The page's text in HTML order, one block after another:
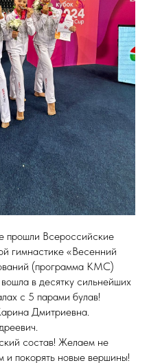
прошли Всероссийские
гимнастике «Весенний
(программа КМС)
в десятку сильнейших
с 5 парами булав!
Дмитриевна.
состав! Желаем не
и покорять новые вершины!